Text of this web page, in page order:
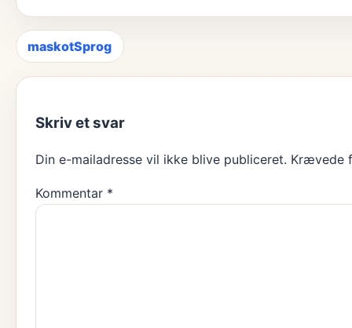
Indlægsnavigation
maskotSprog
Skriv et svar
Din e-mailadresse vil ikke blive publiceret. Krævede
Kommentar *